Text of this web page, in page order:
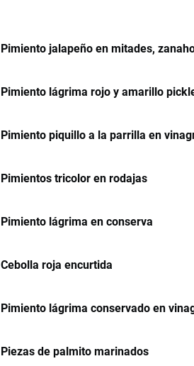
Pimiento jalapeño en mitades,
Pimiento lágrima rojo y amarillo
Pimiento piquillo a la parrilla en
Pimientos tricolor en rodajas
Pimiento lágrima en conserva
Cebolla roja encurtida
Pimiento lágrima conservado en
Piezas de palmito marinados